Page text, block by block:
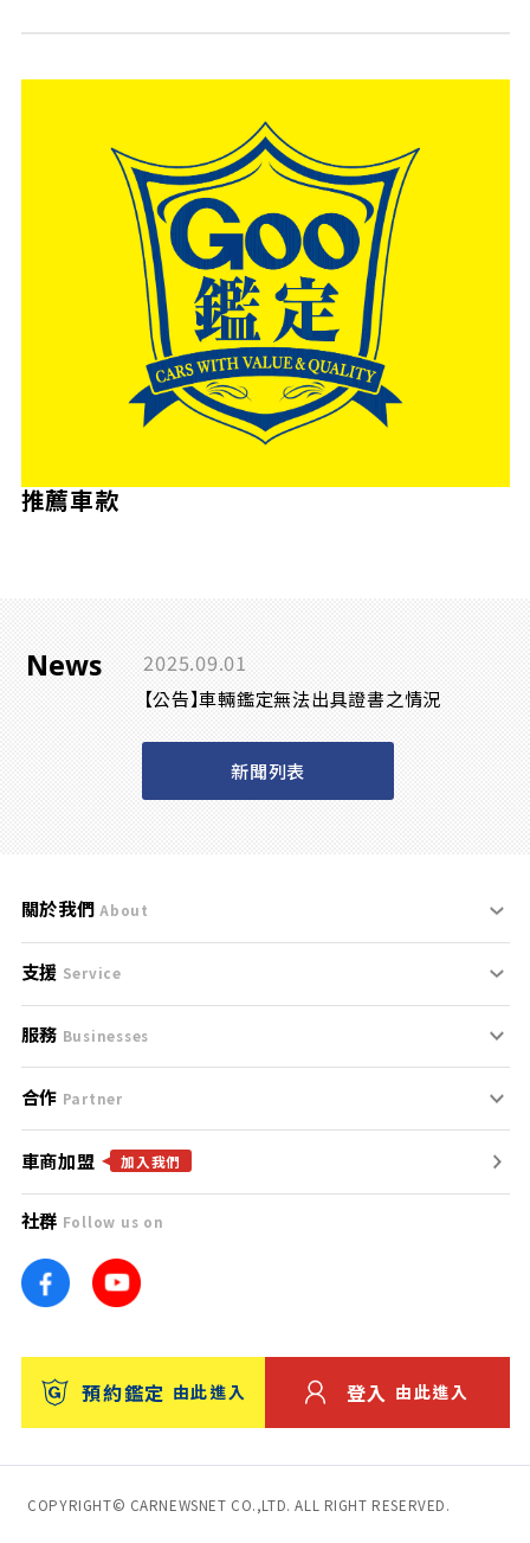
推薦車款
News 2025.09.01
【公告】車輛鑑定無法出具證書之情況
新聞列表
關於我們 About
刊登規範
服務條款
免責聲明
隱私權政策
團隊
車訊網
台灣優良中古車商大獎
支援 Service
支援中心
聯絡我們
服務 Businesses
什麼是Goo鑑定？
找好車
找好店
找海外車
消費者評價
保固
合作 Partner
合作夥伴
廣告合作
車商加盟 加入我們
社群 Follow us on
預約鑑定 由此進入 登入 由此進入
COPYRIGHT© CARNEWSNET CO.,LTD. ALL RIGHT RESERVED.